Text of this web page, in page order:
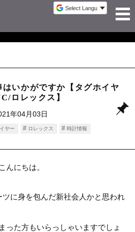
いかがですか【タグホイヤ
ロレックス】
年04月03日
ヤー ロレックス 時計情報
んにちは。
に身を包んだ新社会人かと思われ
った方もいらっしゃいますでしょ